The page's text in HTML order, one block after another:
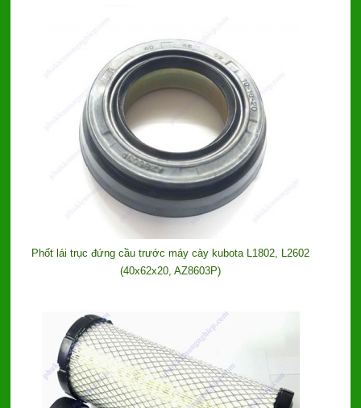
Phốt lái trục đứng cầu trước máy cày kubota L1802, L2602
(40x62x20, AZ8603P)